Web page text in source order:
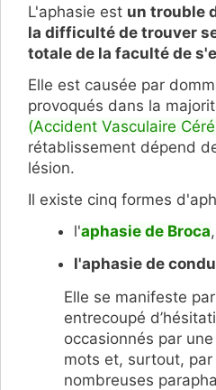
L'aphasie est un trouble
la difficulté de trouver
totale de la faculté de
Elle est causée par
provoqués dans la
(Accident Vasculaire
rétablissement dépend
lésion.
Il existe cinq formes
l'aphasie de Broca,
l'aphasie de
Elle se manifeste
entrecoupé
occasionnés par
mots et, surtout,
nombreuses